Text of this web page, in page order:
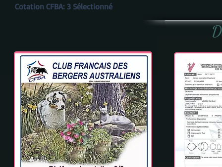
Cotation CFBA:3 Sélectionné